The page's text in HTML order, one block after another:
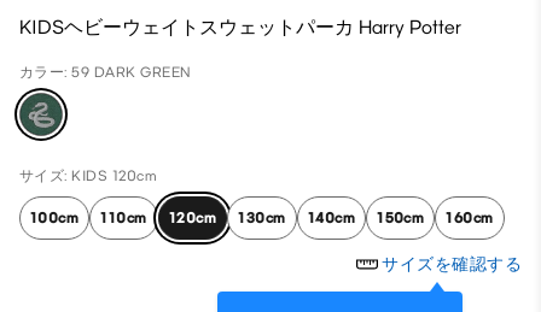
KIDSヘビーウェイトスウェットパーカ Harry Potter
カラー: 59 DARK GREEN
サイズ: KIDS 120cm
100cm 110cm 120cm 130cm 140cm 150cm 160cm
サイズを確認する